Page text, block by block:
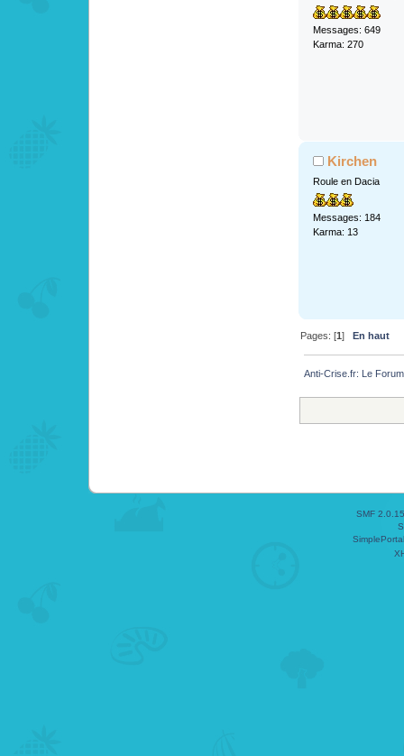
Messages: 649
Karma: 270
Kirchen
Roule en Dacia
Messages: 184
Karma: 13
Pages: [1]En haut
Anti-Crise.fr: Le Forum
SMF 2.0.15